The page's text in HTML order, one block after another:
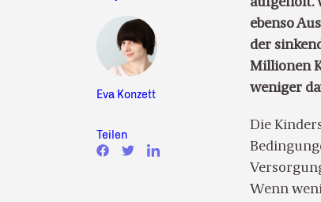
Eva Konzett
Teilen
ebenso
der
Millionen
weniger
Die
Wenn